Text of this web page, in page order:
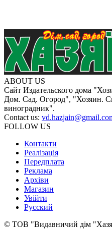
ABOUT US
Сайт Издательского дома
Дом. Сад. Огород", "Хозяин.
виноградник".
Contact us:
FOLLOW US
Контакти
Реалізація
Передплата
Реклама
Архіви
Магазин
Увійти
Русский
© ТОВ "Видавничий дім